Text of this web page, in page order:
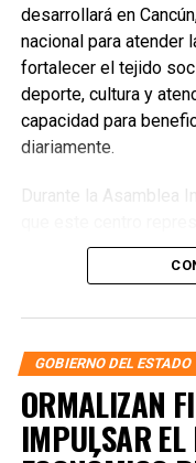
desarrollará en
nacional para atender
fortalecer el tejido
deporte, cultura y
capacidad para
diariamente.
Durante la Asamblea
por la presidenta
Secretaría de
adolescentes y
con espacios seguros
desarrollarse.
GOBIERNO DEL ESTADO
ORMALIZAN
IMPULSAR EL